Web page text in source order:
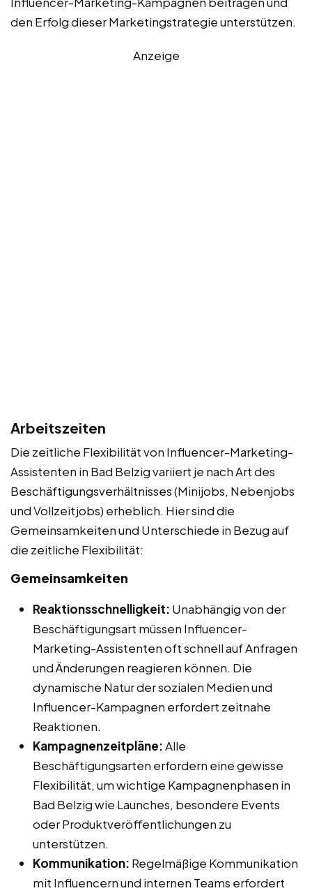
den Erfolg dieser Marketingstrategie unterstützen.
Anzeige
Arbeitszeiten
Die zeitliche Flexibilität von Influencer-Marketing-
Assistenten in Bad Belzig variiert je nach Art des
Beschäftigungsverhältnisses (Minijobs, Nebenjobs
und Vollzeitjobs) erheblich. Hier sind die
Gemeinsamkeiten und Unterschiede in Bezug auf
die zeitliche Flexibilität:
Gemeinsamkeiten
Reaktionsschnelligkeit: Unabhängig von der
Beschäftigungsart müssen Influencer-
Marketing-Assistenten oft schnell auf Anfragen
und Änderungen reagieren können. Die
dynamische Natur der sozialen Medien und
Influencer-Kampagnen erfordert zeitnahe
Reaktionen.
Kampagnenzeitpläne:Alle
Beschäftigungsarten erfordern eine gewisse
Flexibilität, um wichtige Kampagnenphasen in
Bad Belzig wie Launches, besondere Events
oder Produktveröffentlichungen zu
unterstützen.
Kommunikation: Regelmäßige Kommunikation
mit Influencern und internen Teams erfordert